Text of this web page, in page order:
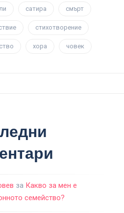
сатира смърт
стихотворение
хора човек
за Какво за мен е
семейство?